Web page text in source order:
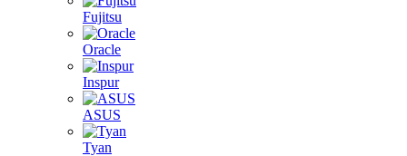
Fujitsu
Oracle
Inspur
ASUS
Tyan